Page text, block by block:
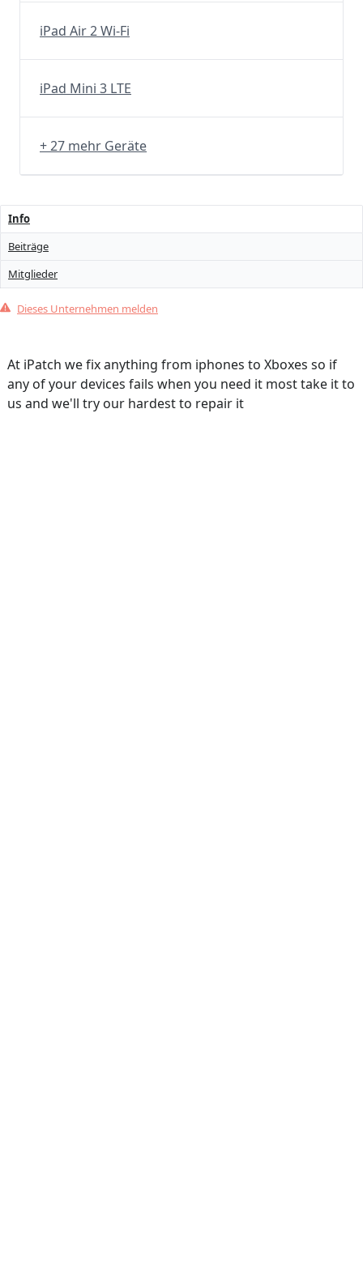
iPad Air 2 Wi-Fi
iPad Mini 3 LTE
+ 27 mehr Geräte
Info
Beiträge
Mitglieder
Dieses Unternehmen melden
At iPatch we fix anything from iphones to Xboxes so if
any of your devices fails when you need it most take it to
us and we'll try our hardest to repair it